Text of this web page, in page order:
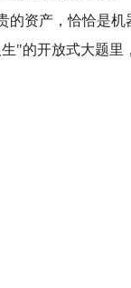
的资产，恰恰是
"的开放式大题里